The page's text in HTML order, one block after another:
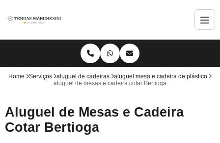
Home Serviços aluguel de cadeiras
aluguel mesa e cadeira de plástico
aluguel de mesas e cadeira cotar Bertioga
Aluguel de Mesas e Cadeira
Cotar Bertioga